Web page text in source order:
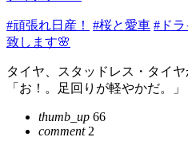
#頑張れ日産！ #桜と愛車 #ド
致します🌸
タイヤ、スタッドレス・タイ
「お！。足回りが軽やかだ。」
thumb_up 66
comment2